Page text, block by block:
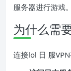
服务器进行游戏。
为什么需
连接lol 日 服